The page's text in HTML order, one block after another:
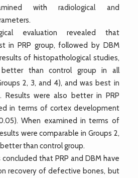
with radiological and
evaluation revealed that
in PRP group, followed by DBM
of histopathological studies,
than control group in all
2, 3, and 4), and was best in
Results were also better in PRP
in terms of cortex development
When examined in terms of
were comparable in Groups 2,
than control group.
concluded that PRP and DBM have
recovery of defective bones, but